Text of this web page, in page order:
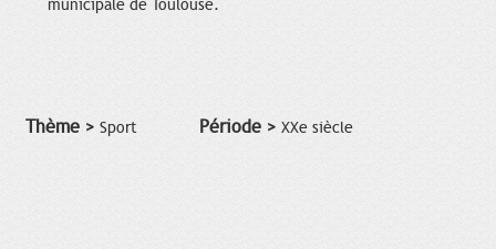
municipale de Toulouse.
Thème > Sport Période > XXe siècle